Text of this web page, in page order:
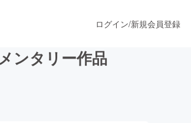
ログイン/新規会員登録
ンタリー作品